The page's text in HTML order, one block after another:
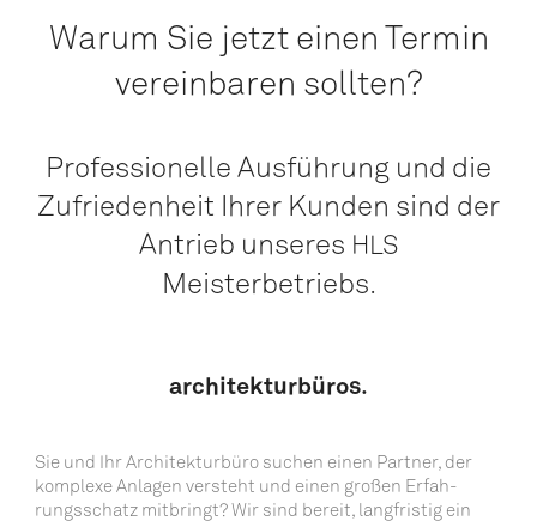
War­um Sie jetzt einen Ter­min
ver­ein­ba­ren sollten?
Pro­fes­sio­nel­le Aus­füh­rung und die
Zufrie­den­heit Ihrer Kun­den sind der
Antrieb unse­res HLS
Meisterbetriebs.
archi­tek­tur­bü­ros.
Sie und Ihr Archi­tek­tur­bü­ro suchen einen Part­ner, der
kom­ple­xe Anla­gen ver­steht und einen gro­ßen Erfah­
rungs­schatz mit­bringt? Wir sind bereit, lang­fris­tig ein